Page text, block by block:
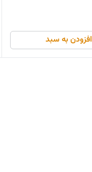
افزودن به سبد